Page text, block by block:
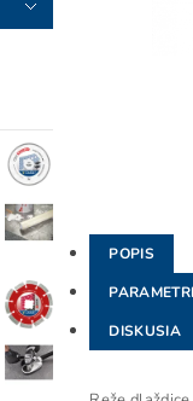
POPIS
DISKUSIA